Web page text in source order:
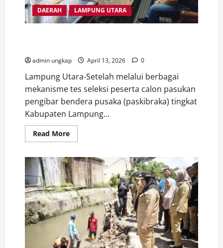
DAERAH LAMPUNG UTARA
admin ungkap April 13, 2026 0
Lampung Utara-Setelah melalui berbagai
mekanisme tes seleksi peserta calon pasukan
pengibar bendera pusaka (paskibraka) tingkat
Kabupaten Lampung...
Read MoreRead
more
Peserta
Calon
Paskibraka
2026
Lampura
Selesai,
Panitia
Seleksi
Input
Data
Ke
BPIP